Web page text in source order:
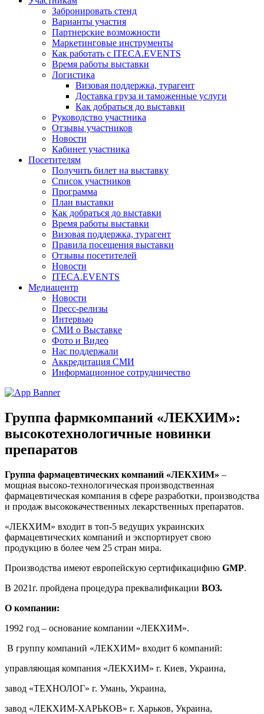
Забронировать стенд
Варианты участия
Партнерские возможности
Маркетинговые инструменты
Как работать с ITECA.EVENTS
Время работы выставки
Логистика
Визовая поддержка, турагент
Доставка груза и таможенные услуги
Как добраться до выставки
Руководство участника
Отзывы участников
Новости
Кабинет участника
Посетителям
Получить билет на выставку
Список участников
Программа
План выставки
Как добраться до выставки
Время работы выставки
Визовая поддержка, турагент
Правила посещения выставки
Отзывы посетителей
Новости
ITECA.EVENTS
Медиацентр
Новости
Пресс-релизы
Интервью
СМИ о Выставке
Фото и Видео
Нас поддержали
Аккредитация СМИ
Информационное сотрудничество
Группа фармкомпаний «ЛЕКХИМ»:
высокотехнологичные новинки
препаратов
Группа фармацевтических компаний «ЛЕКХИМ» –
мощная высоко-технологическая производственная
фармацевтическая компания в сфере разработки, производства
и продаж высококачественных лекарственных препаратов.
«ЛЕКХИМ» входит в топ-5 ведущих украинских
фармацевтических компаний и экспортирует свою
продукцию в более чем 25 стран мира.
Производства имеют европейскую сертификацифию GMP.
В 2021г. пройдена процедура преквалификации ВОЗ.
О компании:
1992 год – основание компании «ЛЕКХИМ».
В группу компаний «ЛЕКХИМ» входит 6 компаний:
управляющая компания «ЛЕКХИМ» г. Киев, Украина,
завод «ТЕХНОЛОГ» г. Умань, Украина,
завод «ЛЕКХИМ-ХАРЬКОВ» г. Харьков, Украина,